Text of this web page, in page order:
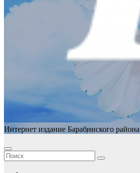
Интернет издание Барабинского района